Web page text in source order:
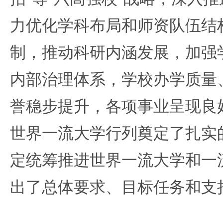
力优化学科布局和师资队伍
制，推动科研内涵发展，加
内部治理体系，学校办学质
誉稳步提升，各项事业呈现
世界一流大学行列奠定了扎
定统筹推进世界一流大学和
出了总体要求、目标任务和